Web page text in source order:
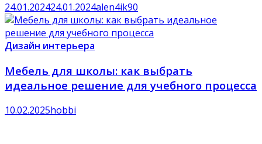
24.01.202424.01.2024alen4ik90
Дизайн интерьера
Мебель для школы: как выбрать
идеальное решение для учебного процесса
10.02.2025hobbi